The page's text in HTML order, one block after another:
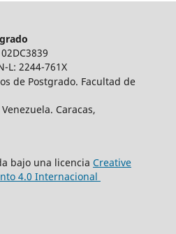
L: 2244-761X
de Postgrado. Facultad de
Caracas,
bajo una licencia Creative
4.0 Internacional